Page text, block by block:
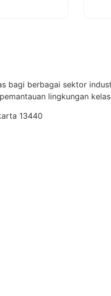
bagi berbagai sektor
lingkungan
13440